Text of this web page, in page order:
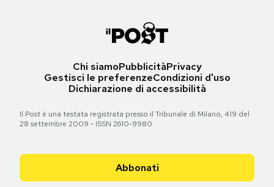
Chi siamoPubblicitàPrivacy
Gestisci le preferenzeCondizioni d'uso
Dichiarazione di accessibilità
Il Post è una testata registrata presso il Tribunale di Milano, 419 del
28 settembre 2009 - ISSN 2610-9980
Abbonati